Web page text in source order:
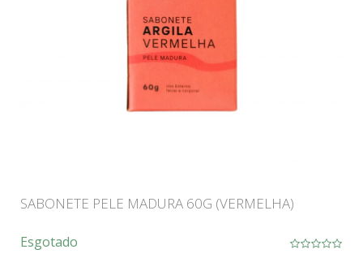
SABONETE PELE MADURA 60G (VERMELHA)
Esgotado